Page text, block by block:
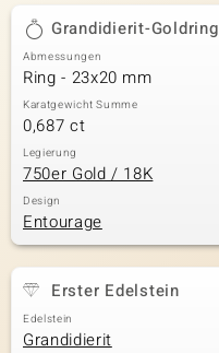
Classics
Grandidierit-Goldring
Abmessungen
Ring - 23x20 mm
Karatgewicht Summe
0,687 ct
Legierung
750er Gold / 18K
Design
Entourage
Erster Edelstein
Edelstein
Grandidierit